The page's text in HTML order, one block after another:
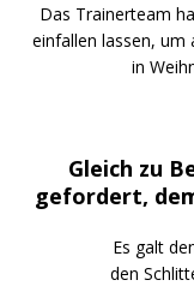
Das Trainerteam
einfallen lassen, um
in
Gleich zu
gefordert,
Es galt
den